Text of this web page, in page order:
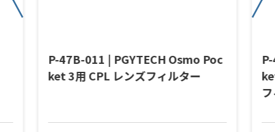
P-47B-011 | PGYTECH Osmo Poc
ket 3用 CPL レンズフィルター